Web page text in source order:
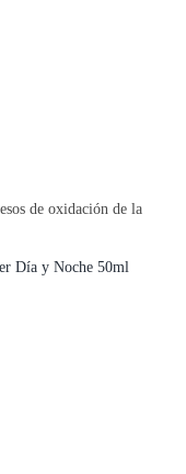
Día y Noche 50ml
de oxidación de la